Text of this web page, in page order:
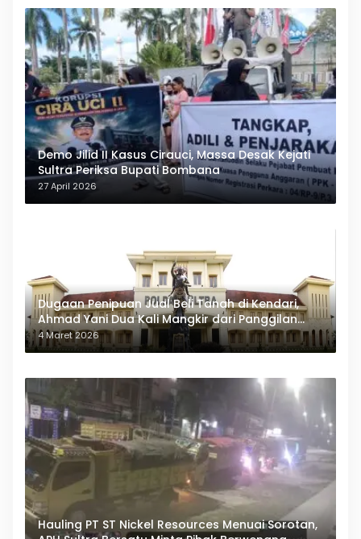
Demo Jilid II Kasus Cirauci, Massa Desak Kejati
Sultra Periksa Bupati Bombana
27 April 2026
Dugaan Penipuan Jual Beli Tanah di Kendari,
Ahmad Yani Dua Kali Mangkir dari Panggilan
Polda Sultra
4 Maret 2026
Hauling PT ST Nickel Resources Menuai Sorotan,